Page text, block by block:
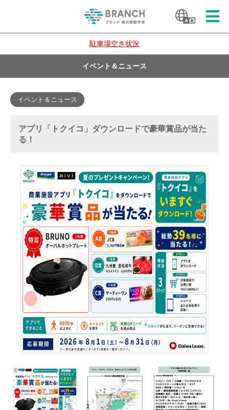
駐車場空き状況
イベント＆ニュース
イベント＆ニュース
アプリ「トクイコ」ダウンロードで豪華賞品が当た
る！